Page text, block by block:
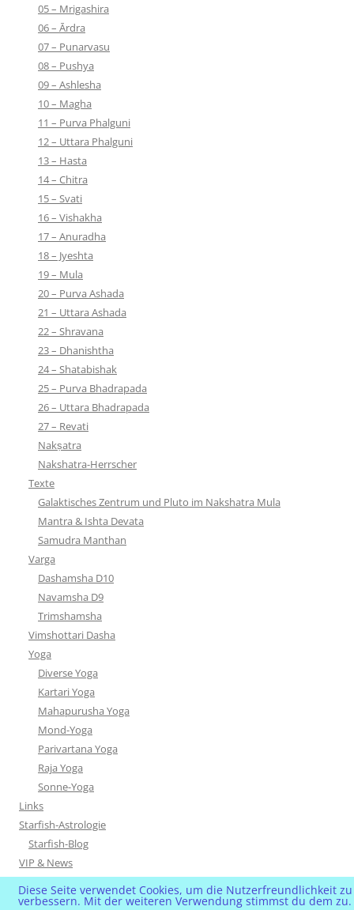
05 – Mrigashira
06 – Ārdra
07 – Punarvasu
08 – Pushya
09 – Ashlesha
10 – Magha
11 – Purva Phalguni
12 – Uttara Phalguni
13 – Hasta
14 – Chitra
15 – Svati
16 – Vishakha
17 – Anuradha
18 – Jyeshta
19 – Mula
20 – Purva Ashada
21 – Uttara Ashada
22 – Shravana
23 – Dhanishtha
24 – Shatabishak
25 – Purva Bhadrapada
26 – Uttara Bhadrapada
27 – Revati
Nakṣatra
Nakshatra-Herrscher
Texte
Galaktisches Zentrum und Pluto im Nakshatra Mula
Mantra & Ishta Devata
Samudra Manthan
Varga
Dashamsha D10
Navamsha D9
Trimshamsha
Vimshottari Dasha
Yoga
Diverse Yoga
Kartari Yoga
Mahapurusha Yoga
Mond-Yoga
Parivartana Yoga
Raja Yoga
Sonne-Yoga
Links
Starfish-Astrologie
Starfish-Blog
VIP & News
Diese Seite verwendet Cookies, um die Nutzerfreundlichkeit zu
verbessern. Mit der weiteren Verwendung stimmst du dem zu.